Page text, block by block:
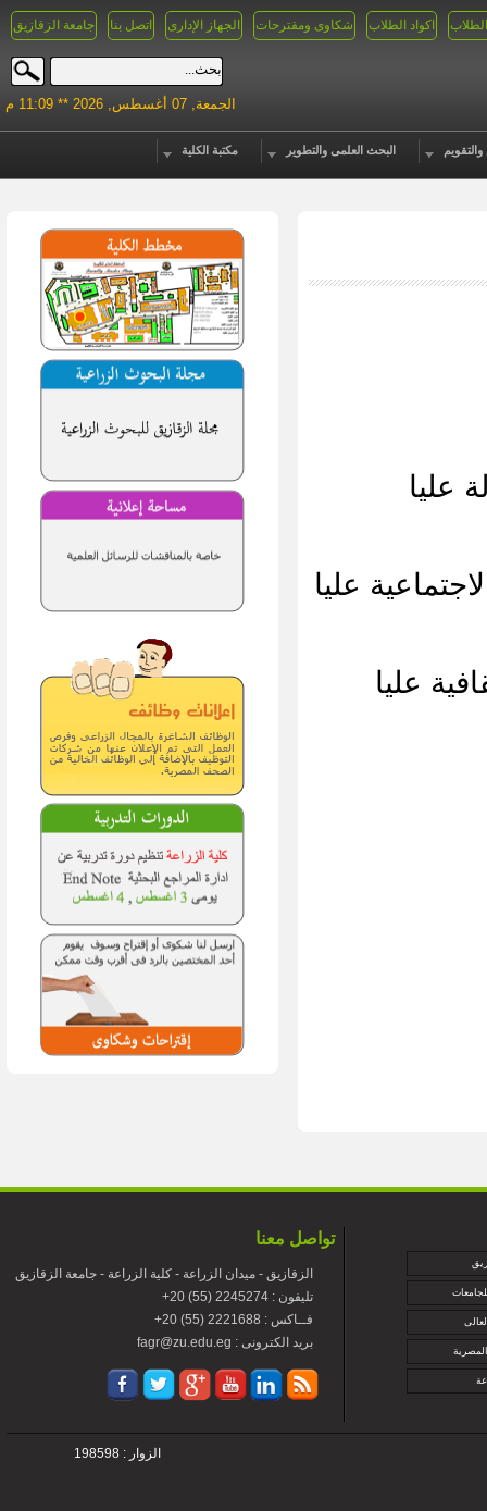
جامعة الزقازيق اتصل بنا الجهاز الإدارى شكاوى ومقترحات اكواد الطلاب الطلاب
الجمعة, 07 أغسطس, 2026 ** 11:09 م
البحث العلمى والتطوير مكتبة الكلية
عليا
عليا
عليا
تواصل معنا
الزقازيق - ميدان الزراعة - كلية الزراعة - جامعة الزقازيق
+تليفون : 2245274 (55) 20
+فــاكس : 2221688 (55) 20
fagr@zu.edu.eg : بريد الكترونى
الزوار : 198598